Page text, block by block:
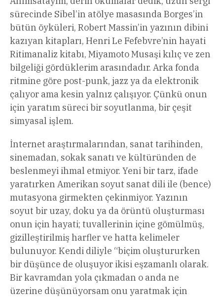
sürecinde Sibel’in atölye masasında Borges’in
bütün öyküleri, Robert Massin’in yazının dibini
kazıyan kitapları, Henri Le Fefebvre’nin hayati
Ritimanaliz kitabı, Miyamoto Musaşi kılıç ve zen
bilgeliği gördüklerim arasındadır. Arka fonda
ritmine göre post-punk, jazz ya da elektronik
çalıyor ama kesin yalnız çalışıyor. Çünkü onun
için yaratım süreci bir soyutlanma, bir çeşit
simyasal işlem.
İnternet araştırmalarından, sanat tarihinden,
sinemadan, sokak sanatı ve kültüründen de
beslenmeyi ihmal etmiyor. Yeni bir tarz, ifade
yaratırken Amerikan soyut sanat dili ile (bence)
mutasyona girmekten çekinmiyor. Yazının
soyut bir uzay, doku ya da örüntü oluşturması
onun için hayati; tuvallerinin içine gömülmüş,
gizilleştirilmiş harfler ve hatta kelimeler
bulunuyor. Kendi diliyle “biçim oluştururken
bir düşünce de oluşuyor ikisi eşzamanlı olarak.
Bir kavramdan yola çıkmadan o anda ne
üzerine düşünüyorsam onu yaratmak için